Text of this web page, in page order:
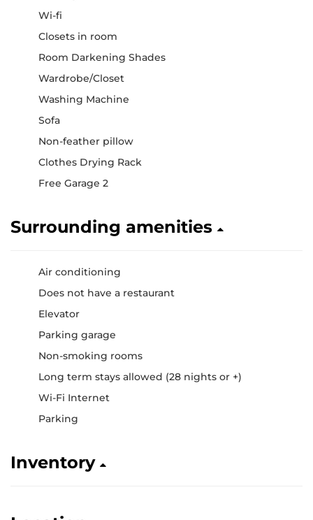
Wi-fi
Closets in room
Room Darkening Shades
Wardrobe/Closet
Washing Machine
Sofa
Non-feather pillow
Clothes Drying Rack
Free Garage 2
Surrounding amenities
Air conditioning
Does not have a restaurant
Elevator
Parking garage
Non-smoking rooms
Long term stays allowed (28 nights or +)
Wi-Fi Internet
Parking
Inventory